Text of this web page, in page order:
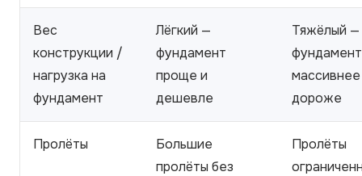
Вес
конструкции /
нагрузка на
фундамент
Лёгкий —
фундамент
проще и
дешевле
Тяжёлый —
фундамент
дороже
Пролёты
Большие
пролёты без
Пролёты